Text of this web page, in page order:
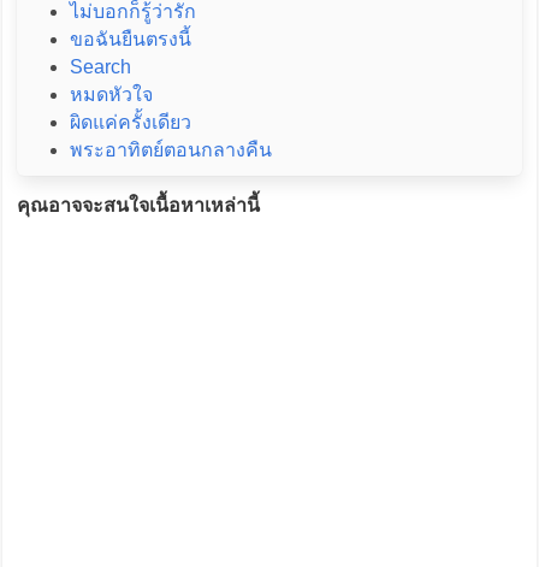
ไม่บอกก็รู้ว่ารัก
ขอฉันยืนตรงนี้
Search
หมดหัวใจ
ผิดแค่ครั้งเดียว
พระอาทิตย์ตอนกลางคืน
คุณอาจจะสนใจเนื้อหาเหล่านี้